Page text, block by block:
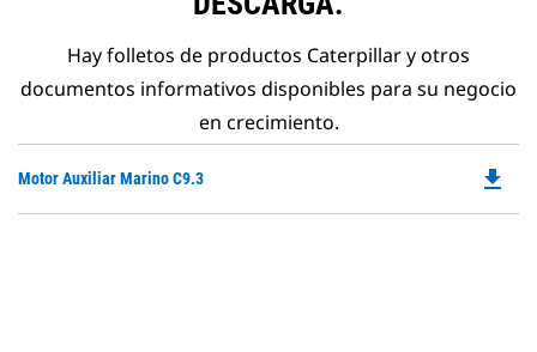
Hay folletos de productos Caterpillar y otros
documentos informativos disponibles para su negocio
en crecimiento.
Motor Auxiliar Marino C9.3 file_download